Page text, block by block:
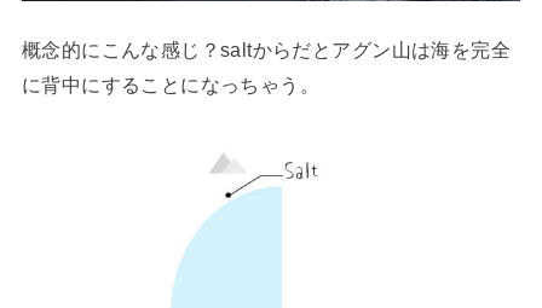
概念的にこんな感じ？saltからだとアグン山は海を完全
に背中にすることになっちゃう。